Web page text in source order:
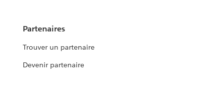
Partenaires
Trouver un partenaire
Devenir partenaire